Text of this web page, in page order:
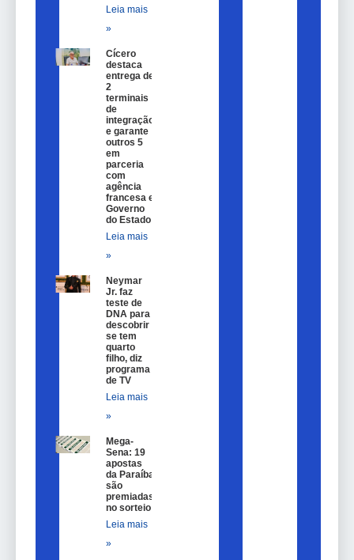
Leia mais
»
Cícero
destaca
entrega de
2
terminais
de
integração
e garante
outros 5
em
parceria
com
agência
francesa e
Governo
do Estado
Leia mais
»
Neymar
Jr. faz
teste de
DNA para
descobrir
se tem
quarto
filho, diz
programa
de TV
Leia mais
»
Mega-
Sena: 19
apostas
da Paraíba
são
premiadas
no sorteio
Leia mais
»